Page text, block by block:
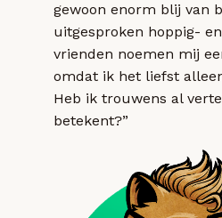
gewoon enorm blij van
uitgesproken hoppig-
vrienden noemen mij
omdat ik het liefst alleen
Heb ik trouwens al
betekent?”